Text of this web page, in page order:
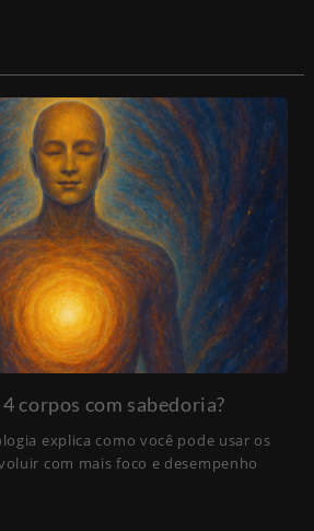
4 corpos com sabedoria?
explica como você pode usar os
com mais foco e desempenho